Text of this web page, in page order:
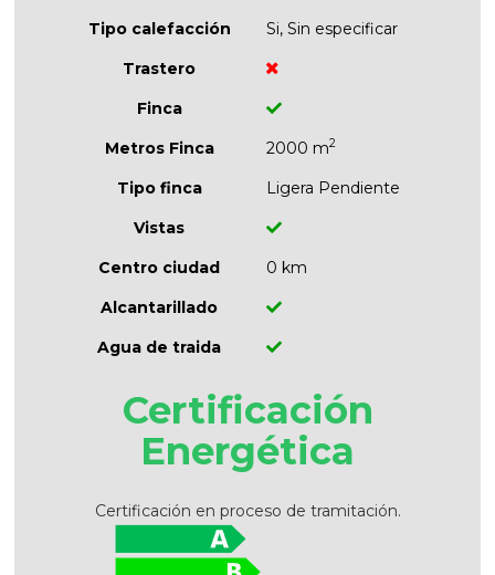
Tipo calefacción
Si, Sin especificar
Trastero
Finca
Metros Finca
2000 m2
Tipo finca
Ligera Pendiente
Vistas
Centro ciudad
0 km
Alcantarillado
Agua de traida
Certificación
Energética
Certificación en proceso de tramitación.